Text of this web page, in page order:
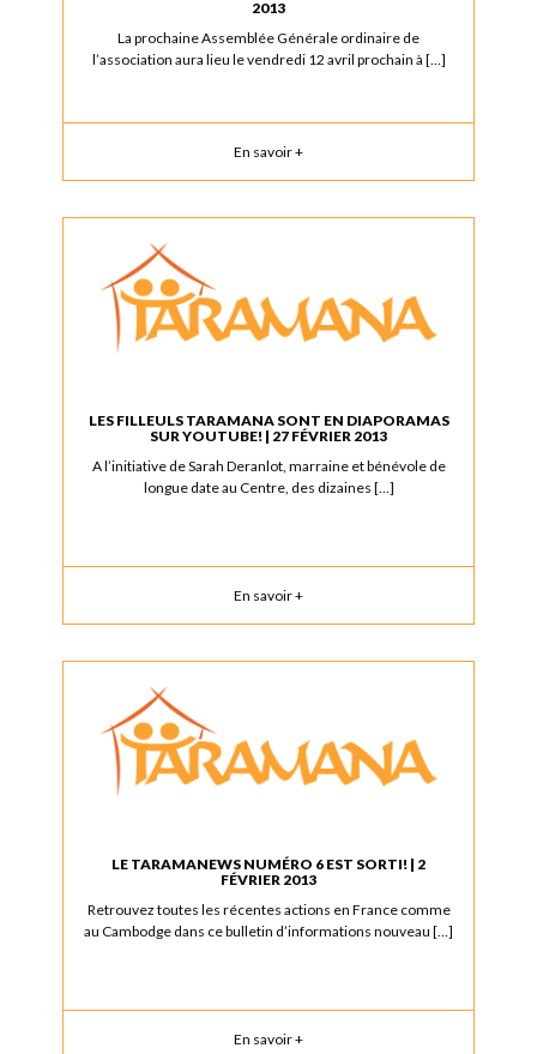
2013
La prochaine Assemblée Générale ordinaire de
l’association aura lieu le vendredi 12 avril prochain à […]
En savoir +
LES FILLEULS TARAMANA SONT EN DIAPORAMAS
SUR YOUTUBE! | 27 FÉVRIER 2013
A l’initiative de Sarah Deranlot, marraine et bénévole de
longue date au Centre, des dizaines […]
En savoir +
LE TARAMANEWS NUMÉRO 6 EST SORTI! | 2
FÉVRIER 2013
Retrouvez toutes les récentes actions en France comme
au Cambodge dans ce bulletin d’informations nouveau […]
En savoir +